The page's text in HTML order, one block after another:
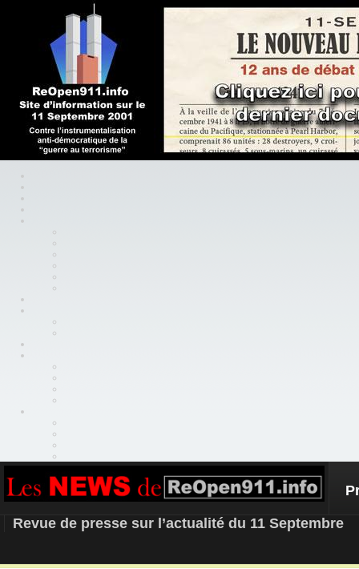
REOPEN911 – NEWS
Revue de presse sur l’actualité du 11 Septembre